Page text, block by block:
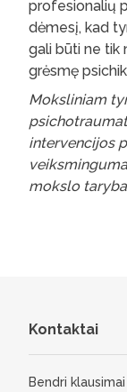
profesionalių
dėmesį, kad
gali būti ne tik
grėsmę
Moksliniam
intervencijos
mokslo
Kontaktai
Bendri